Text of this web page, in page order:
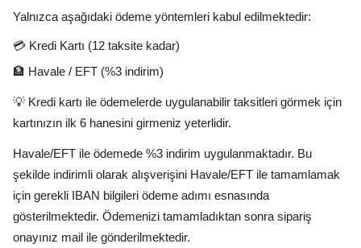
Yalnızca aşağıdaki ödeme yöntemleri kabul edilmektedir:
💳 Kredi Kartı (12 taksite kadar)
🏦 Havale / EFT (%3 indirim)
💡 Kredi kartı ile ödemelerde uygulanabilir taksitleri görmek için
kartınızın ilk 6 hanesini girmeniz yeterlidir.
Havale/EFT ile ödemede %3 indirim uygulanmaktadır. Bu
şekilde indirimli olarak alışverişini Havale/EFT ile tamamlamak
için gerekli IBAN bilgileri ödeme adımı esnasında
gösterilmektedir. Ödemenizi tamamladıktan sonra sipariş
onayınız mail ile gönderilmektedir.